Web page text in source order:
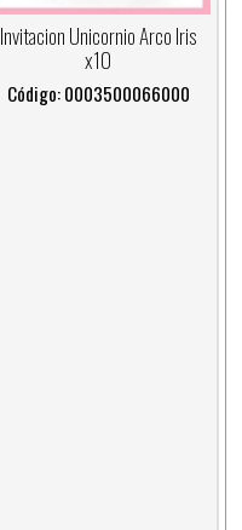
Invitacion Unicornio Arco Iris
x10
Código: 0003500066000